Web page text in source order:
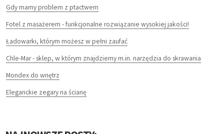
Gdy mamy problem z ptactwem
Fotel z masażerem - funkcjonalne rozwiązanie wysokiej jakości!
Ładowarki, którym możesz w pełni zaufać
Chle-Mar - sklep, w którym znajdziemy m.in. narzędzia do skrawania
Mondex do wnętrz
Eleganckie zegary na ścianę